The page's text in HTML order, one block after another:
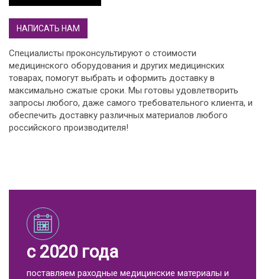
НАПИСАТЬ НАМ
Специалисты проконсультируют о стоимости
медицинского оборудования и других медицинских
товарах, помогут выбрать и оформить доставку в
максимально сжатые сроки. Мы готовы удовлетворить
запросы любого, даже самого требовательного клиента, и
обеспечить доставку различных материалов любого
российского производителя!
с 2020 года
поставляем раходные медицинские материалы и